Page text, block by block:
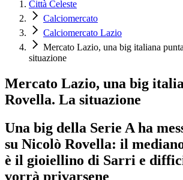
Città Celeste
Calciomercato
Calciomercato Lazio
Mercato Lazio, una big italiana
situazione
Mercato Lazio, una big
Rovella. La situazione
Una big della Serie A ha
su Nicolò Rovella: il
è il gioiellino di Sarri e
vorrà privarsene